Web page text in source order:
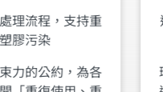
理流程，支持重
膠污染
力的公約，為各